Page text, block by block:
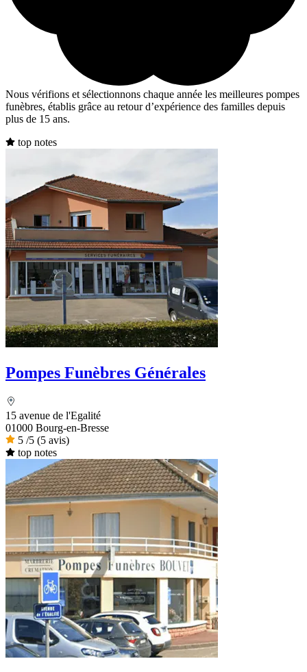
Nous vérifions et sélectionnons chaque année les meilleures pompes
funèbres, établis grâce au retour d’expérience des familles depuis
plus de 15 ans.
top notes
Pompes Funèbres Générales
15 avenue de l'Egalité
01000 Bourg-en-Bresse
5 /5 (5 avis)
top notes